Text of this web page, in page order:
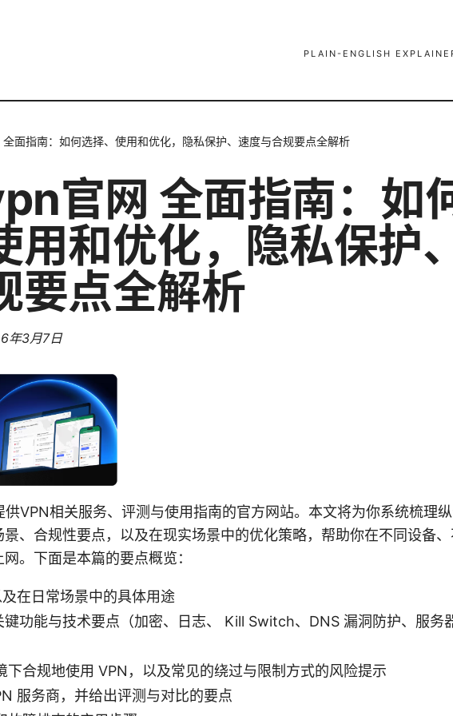
PLAIN-ENGLISH
面指南：如何选择、使用和优化，隐私保护、速度与合规要点全解析
官网 全面指南：如
用和优化，隐私保护
要点全解析
年3月7日
VPN相关服务、评测与使用指南的官方网站。本文将为你系统梳理
、合规性要点，以及在现实场景中的优化策略，帮助你在不同设备
。下面是本篇的要点概览：
在日常场景中的具体用途
功能与技术要点（加密、日志、 Kill Switch、DNS 漏洞防护、服务
下合规地使用 VPN，以及常见的绕过与限制方式的风险提示
服务商，并给出评测与对比的要点